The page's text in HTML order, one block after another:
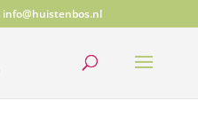
info@huistenbos.nl